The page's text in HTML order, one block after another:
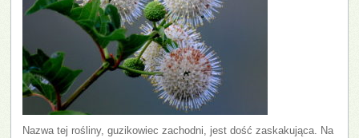
Nazwa tej rośliny, guzikowiec zachodni, jest dość zaskakująca. Na